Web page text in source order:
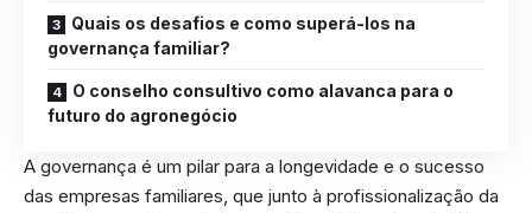
Quais os desafios e como superá-los na
governança familiar?
O conselho consultivo como alavanca para o
futuro do agronegócio
A governança é um pilar para a longevidade e o sucesso
das empresas familiares, que junto à profissionalização da